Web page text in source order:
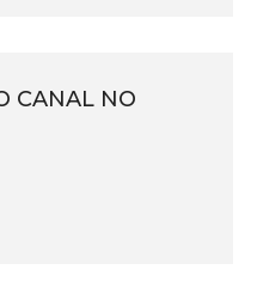
CANAL NO